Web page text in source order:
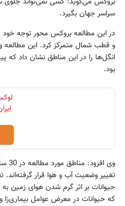
سراسر جهان بگیرد.
در این مطالعه بروکس محور توجه خود
و قطب شمال متمرکز کرد. این مطالعه
انگل‌ها را در این مناطق نشان داد
بود.
وی
تغییر وضعیت آب و هوا قرار گرفته‌اند.
حیوانات بر اثر گرم شدن هوای زمین
که حیوانات در معرض عوامل بیماری‌زا